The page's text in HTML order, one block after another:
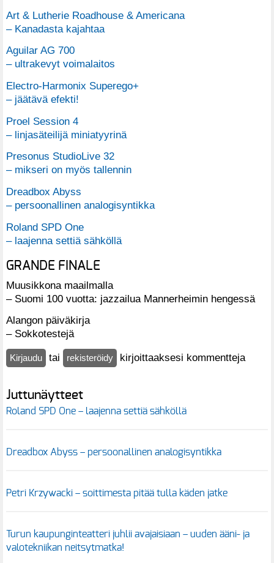
Art & Lutherie Roadhouse & Americana
– Kanadasta kajahtaa
Aguilar AG 700
– ultrakevyt voimalaitos
Electro-Harmonix Superego+
– jäätävä efekti!
Proel Session 4
– linjasäteilijä miniatyyrinä
Presonus StudioLive 32
– mikseri on myös tallennin
Dreadbox Abyss
– persoonallinen analogisyntikka
Roland SPD One
– laajenna settiä sähköllä
GRANDE FINALE
Muusikkona maailmalla
– Suomi 100 vuotta: jazzailua Mannerheimin hengessä
Alangon päiväkirja
– Sokkotestejä
Kirjaudu tai rekisteröidy kirjoittaaksesi kommentteja
Juttunäytteet
Roland SPD One – laajenna settiä sähköllä
Dreadbox Abyss – persoonallinen analogisyntikka
Petri Krzywacki – soittimesta pitää tulla käden jatke
Turun kaupunginteatteri juhlii avajaisiaan – uuden ääni- ja
valotekniikan neitsytmatka!